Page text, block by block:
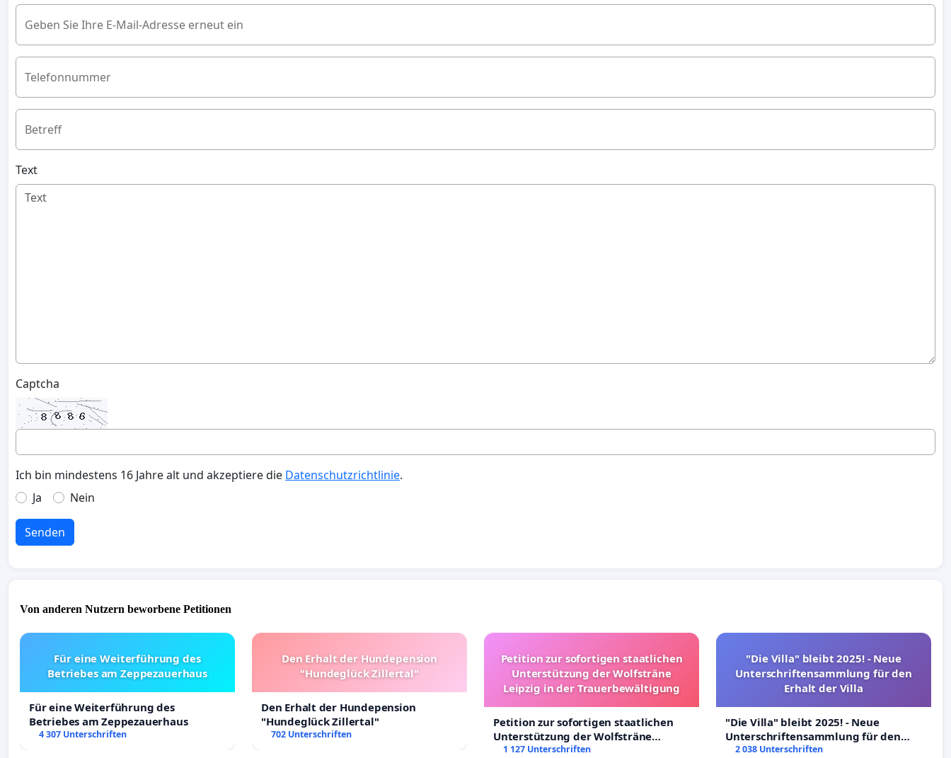
Geben Sie Ihre E-Mail-Adresse erneut ein
Telefonnummer
Betreff
Text
Captcha
Ich bin mindestens 16 Jahre alt und akzeptiere die Datenschutzrichtlinie.
Ja
Nein
Senden
Von anderen Nutzern beworbene Petitionen
Für eine Weiterführung des
Betriebes am Zeppezauerhaus
Für eine Weiterführung des
Betriebes am Zeppezauerhaus
4 307 Unterschriften
Den Erhalt der Hundepension
"Hundeglück Zillertal"
Den Erhalt der Hundepension
"Hundeglück Zillertal"
702 Unterschriften
Petition zur sofortigen staatlichen
Unterstützung der Wolfsträne
Leipzig in der Trauerbewältigung
Petition zur sofortigen staatlichen
Unterstützung der Wolfsträne
Leipzig in der Trauerbewältigung
1 127 Unterschriften
"Die Villa" bleibt 2025! - Neue
Unterschriftensammlung für den
Erhalt der Villa
"Die Villa" bleibt 2025! - Neue
Unterschriftensammlung für den
Erhalt der Villa
2 038 Unterschriften